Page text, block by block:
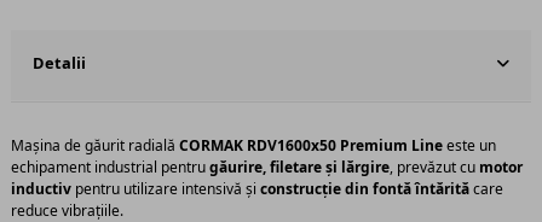
Detalii
Mașina de găurit radială CORMAK RDV1600x50 Premium Lineeste un
echipament industrial pentrugăurire, filetare și lărgire, prevăzut cu motor
inductiv pentru utilizare intensivă și construcție din fontă întărităcare
reduce vibrațiile.